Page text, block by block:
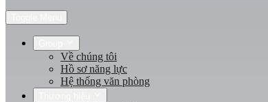
Về chúng tôi
Hồ sơ năng lực
Hệ thống văn phòng